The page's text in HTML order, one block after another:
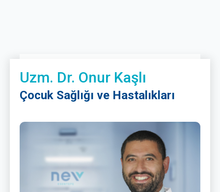
Uzm. Dr. Onur Kaşlı
Çocuk Sağlığı ve Hastalıkları